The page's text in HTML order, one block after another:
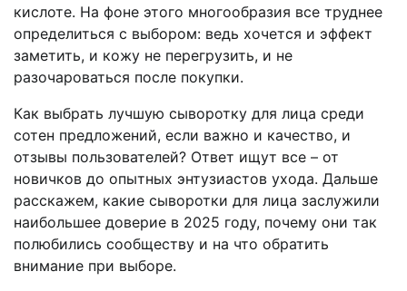
кислоте. На фоне этого многообразия все труднее
определиться с выбором: ведь хочется и эффект
заметить, и кожу не перегрузить, и не
разочароваться после покупки.
Как выбрать лучшую сыворотку для лица среди
сотен предложений, если важно и качество, и
отзывы пользователей? Ответ ищут все – от
новичков до опытных энтузиастов ухода. Дальше
расскажем, какие сыворотки для лица заслужили
наибольшее доверие в 2025 году, почему они так
полюбились сообществу и на что обратить
внимание при выборе.